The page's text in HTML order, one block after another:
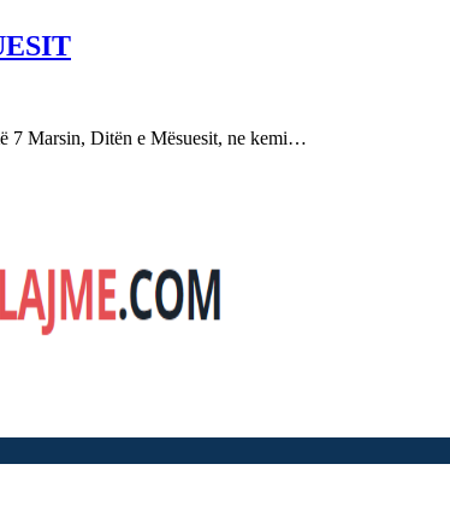
Marsin, Ditën e Mësuesit, ne kemi…